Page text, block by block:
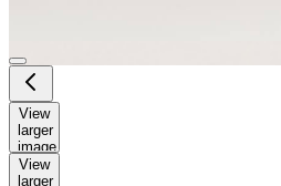
View
larger
image
View
larger